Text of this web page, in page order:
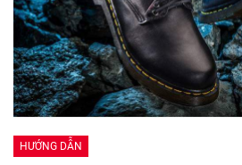
HƯỚNG DẪN